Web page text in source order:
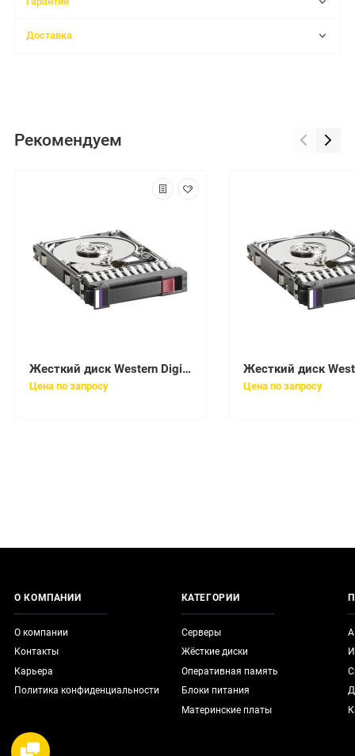
Доставка
Рекомендуем
Жесткий диск Western Digital Scorpio 120Gb (U100/5400/2Mb) IDE 2,5"(WD1200UE-00KVT0)
Цена по запросу Цена по запросу
О КОМПАНИИ
О компании
Контакты
Карьера
Политика конфиденциальности
КАТЕГОРИИ
Серверы
Жёсткие диски
Оперативная память
Блоки питания
Материнские платы